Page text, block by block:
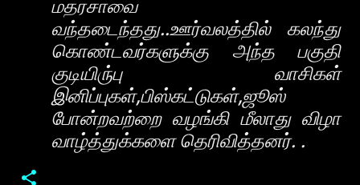
மதரசாவை
வந்தடைந்தது..ஊர்வலத்தில் கலந்து
கொண்டவர்களுக்கு அந்த பகுதி
குடியிரு்பு வாசிகள்
இனிப்புகள்,பிஸ்கட்டுகள்,ஜூஸ்
போன்றவற்றை வழங்கி மீலாது விழா
வாழ்த்துக்களை தெரிவித்தனர். .